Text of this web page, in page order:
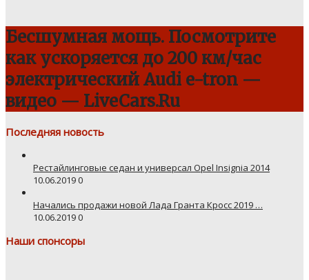
Бесшумная мощь. Посмотрите
как ускоряется до 200 км/час
электрический Audi e-tron —
видео — LiveCars.Ru
Последняя новость
Рестайлинговые седан и универсал Opel Insignia 2014
10.06.20190
Начались продажи новой Лада Гранта Кросс 2019 …
10.06.20190
Наши спонсоры